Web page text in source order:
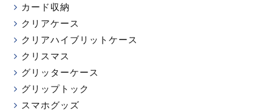
カード収納
クリアケース
クリアハイブリットケース
クリスマス
グリッターケース
グリップトック
スマホグッズ